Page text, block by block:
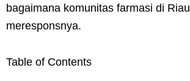
bagaimana komunitas farmasi di Riau
meresponsnya.
Table of Contents